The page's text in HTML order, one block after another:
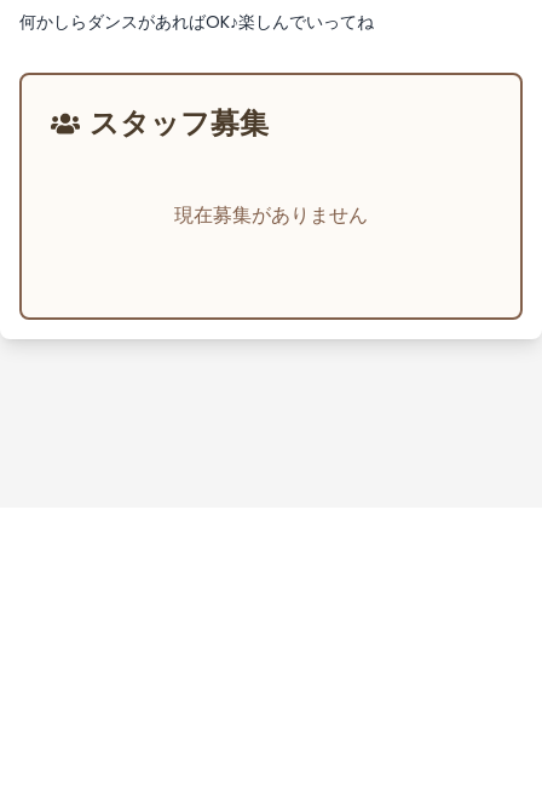
何かしらダンスがあればOK♪楽しんでいってね
スタッフ募集
現在募集がありません